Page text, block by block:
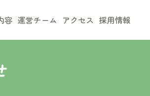
容 運営チーム アクセス 採用情報